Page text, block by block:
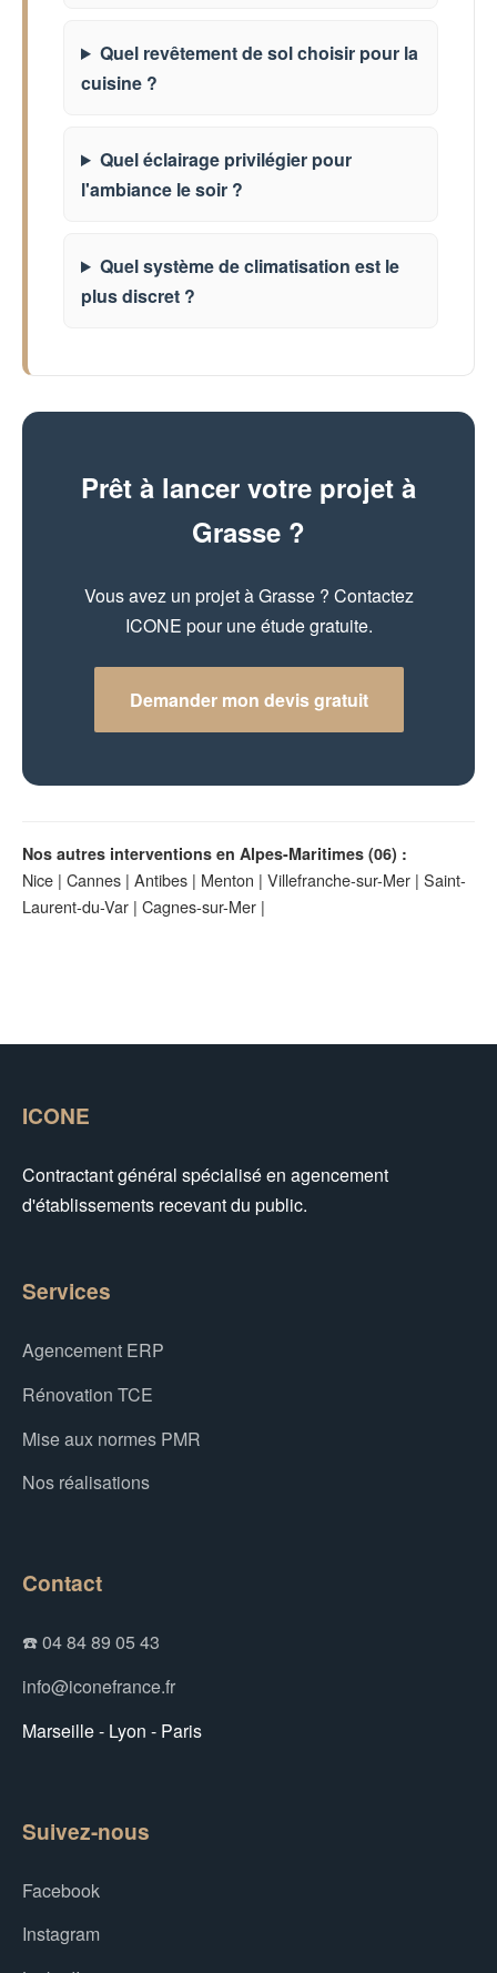
Quel revêtement de sol choisir pour la
cuisine ?
Quel éclairage privilégier pour
l'ambiance le soir ?
Quel système de climatisation est le
plus discret ?
Prêt à lancer votre projet à
Grasse ?
Vous avez un projet à Grasse ? Contactez
ICONE pour une étude gratuite.
Demander mon devis gratuit
Nos autres interventions en Alpes-Maritimes (06) :
Nice | Cannes | Antibes | Menton | Villefranche-sur-Mer | Saint-
Laurent-du-Var | Cagnes-sur-Mer |
ICONE
Contractant général spécialisé en agencement
d'établissements recevant du public.
Services
Agencement ERP
Rénovation TCE
Mise aux normes PMR
Nos réalisations
Contact
☎️ 04 84 89 05 43
info@iconefrance.fr
Marseille - Lyon - Paris
Suivez-nous
Facebook
Instagram